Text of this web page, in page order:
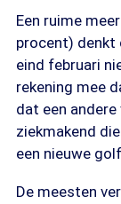
Een ruime
procent) denkt
eind februari
rekening mee
dat een
ziekmakend
een nieuwe
De meesten